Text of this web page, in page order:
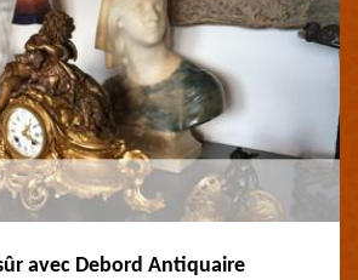
avec Debord Antiquaire